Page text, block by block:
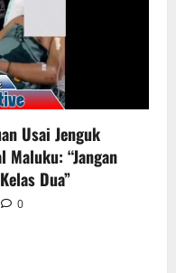
Usai Jenguk
Maluku: “Jangan
Dua”
0